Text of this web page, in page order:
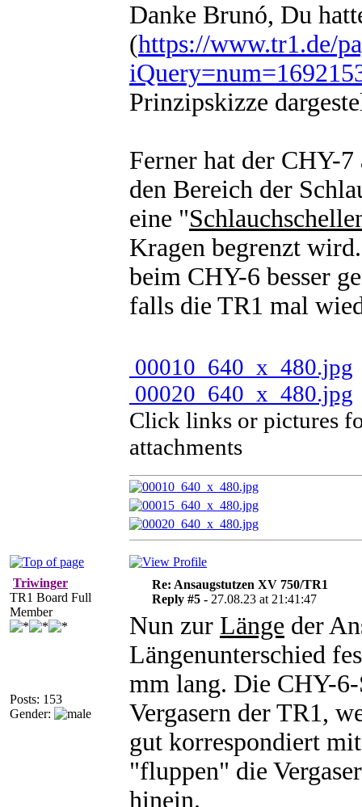
Danke Brunó, Du
(https://www.tr1.de/
Prinzipskizze
Ferner hat der CHY-
den Bereich der
eine "
Kragen begrenzt
beim CHY-6 besser
falls die TR1 mal
00010_640_x_480.jpg
00020_640_x_480.jpg
Click links or pictures
attachments
Triwinger
TR1 Board Full
Member
Posts: 153
Gender:
Re: Ansaugstutzen XV 750/TR1
Reply #5 - 27.08.23 at 21:41:47
Nun zur Länge der
Längenunterschied
mm lang. Die CHY-6-
Vergasern der TR1,
gut korrespondiert
"fluppen" die
hinein.